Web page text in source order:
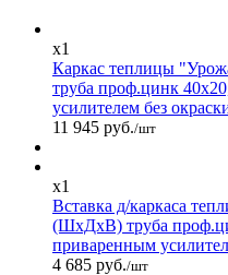
x1
Каркас теплицы
труба проф.цинк
усилителем без
11 945 руб./шт
x1
Вставка д/каркаса
(ШхДхВ) труба
приваренным
4 685 руб./шт